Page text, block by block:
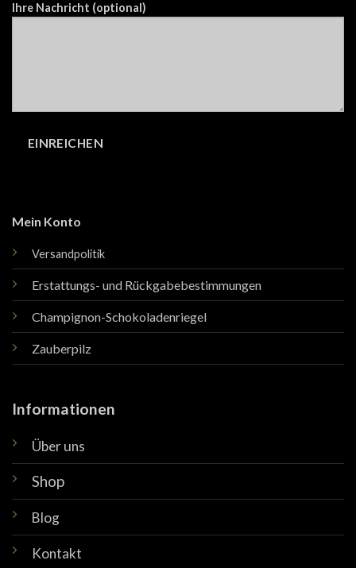
Mein Konto
Versandpolitik
Erstattungs- und Rückgabebestimmungen
Champignon-Schokoladenriegel
Zauberpilz
Informationen
Über uns
Shop
Blog
Kontakt
Ihre Nachricht (optional)